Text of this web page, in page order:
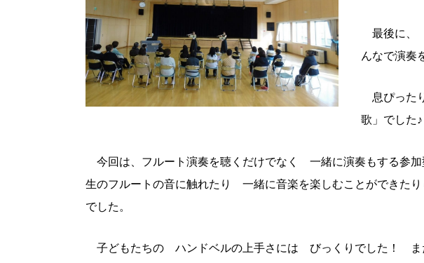
最後に、
んなで演奏
息ぴった
歌」でした♪
今回は、フルート演奏を聴くだけでなく 一緒に演奏もする参
生のフルートの音に触れたり 一緒に音楽を楽しむことができた
でした。
子どもたちの ハンドベルの上手さには びっくりでした！